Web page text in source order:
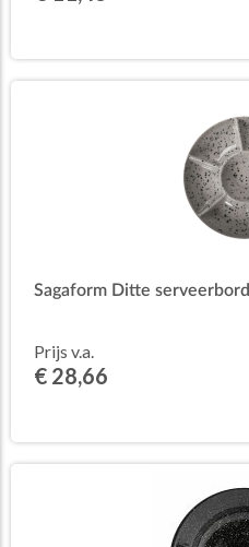
Sagaform Ditte serveerbord
Prijs v.a.
€ 28,66